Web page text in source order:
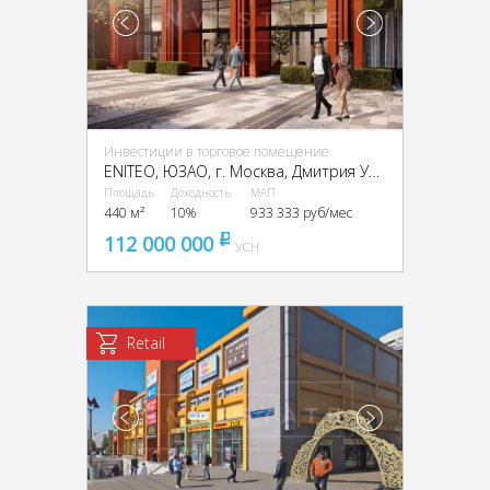
Инвестиции в торговое помещение
Площадь
440 м²
Доходность
10%
МАП
933 333 руб/мес
112 000 000 pуб
УСН
Retail